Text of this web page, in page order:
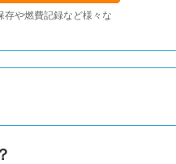
存や燃費記録など様々な